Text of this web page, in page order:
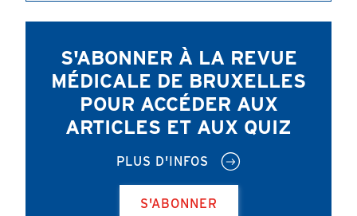
S'ABONNER À LA REVUE
MÉDICALE DE BRUXELLES
POUR ACCÉDER AUX
ARTICLES ET AUX QUIZ
PLUS D'INFOS
S'ABONNER